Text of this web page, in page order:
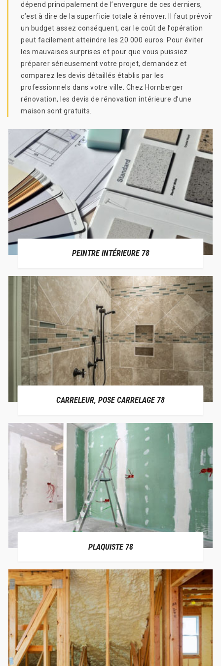
dépend principalement de l’envergure de ces derniers,
c’est à dire de la superficie totale à rénover. Il faut prévoir
un budget assez conséquent, car le coût de l’opération
peut facilement atteindre les 20 000 euros. Pour éviter
les mauvaises surprises et pour que vous puissiez
préparer sérieusement votre projet, demandez et
comparez les devis détaillés établis par les
professionnels dans votre ville. Chez Hornberger
rénovation, les devis de rénovation intérieure d’une
maison sont gratuits.
PEINTRE INTÉRIEURE 78
CARRELEUR, POSE CARRELAGE 78
PLAQUISTE 78